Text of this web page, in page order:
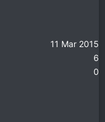
11 Mar 2015
6
0